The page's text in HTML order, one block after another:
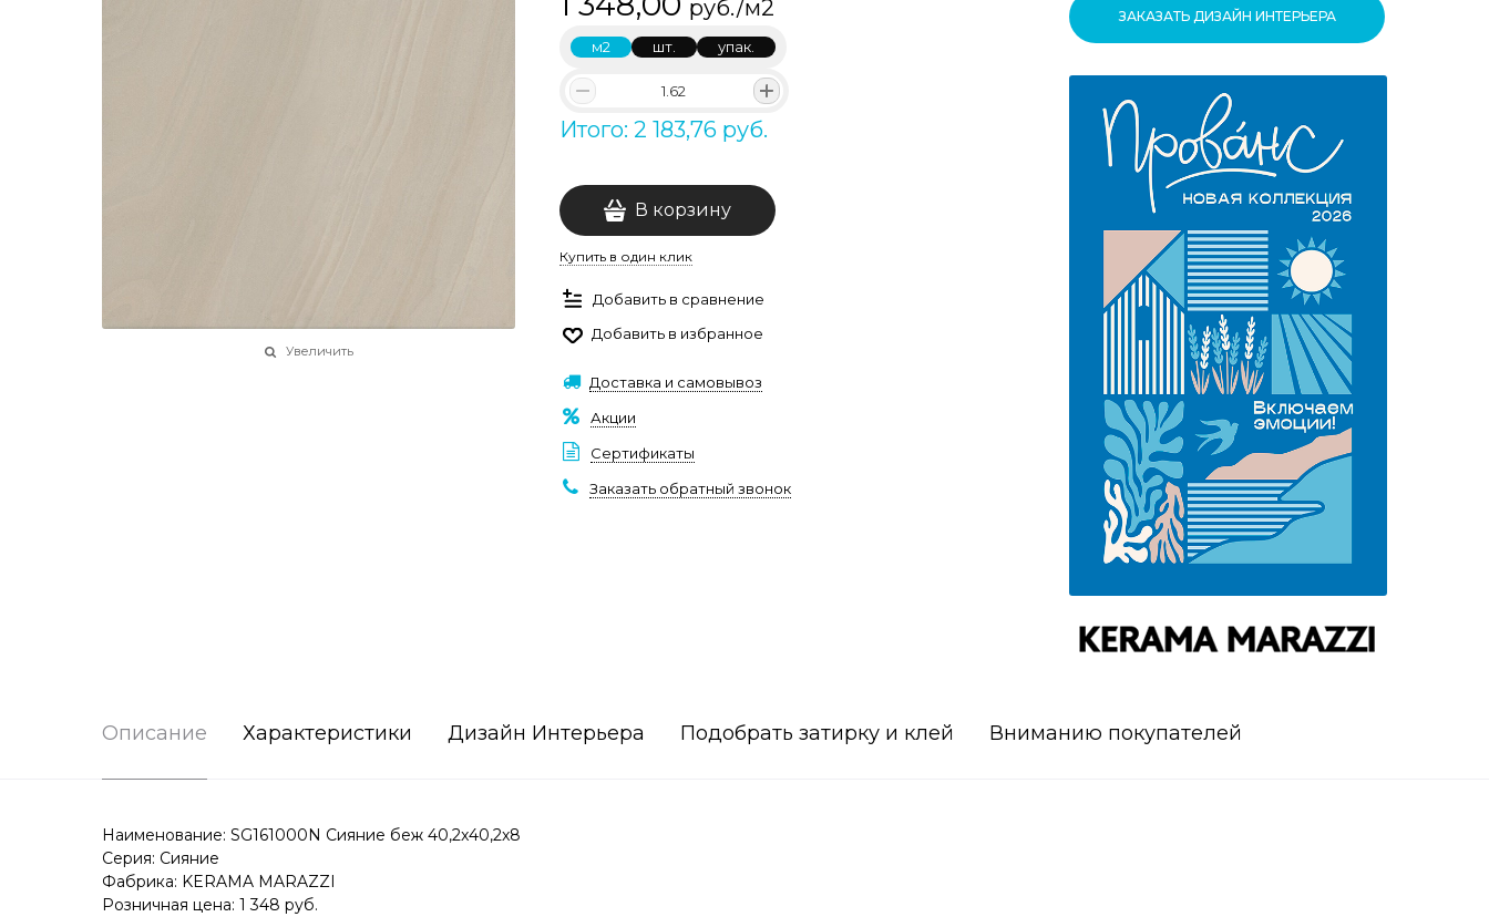
Увеличить
руб./м2
м2 шт. упак.
Итого: 2 183,76 руб.
В корзину
Купить в один клик
Добавить в сравнение
Добавить в избранное
Доставка и самовывоз
Акции
Сертификаты
Заказать обратный звонок
ЗАКАЗАТЬ ДИЗАЙН ИНТЕРЬЕРА
Описание Характеристики Дизайн Интерьера Подобрать затирку и клей Вниманию покупателей
Наименование: SG161000N Сияние беж 40,2x40,2x8
Серия: Сияние
Фабрика: KERAMA MARAZZI
Розничная цена: 1 348 руб.